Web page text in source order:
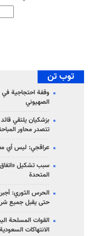
توب تن
وقفة احتجاجية في
الصهیوني
بزشكيان يلتقي
تتصدر محاور
عراقجي: ليس أي
سبب تشكيل
المتحدة
الحرس الثوري:
حتى يقبل جميع
القوات المسلحة
الانتهاكات السعودية